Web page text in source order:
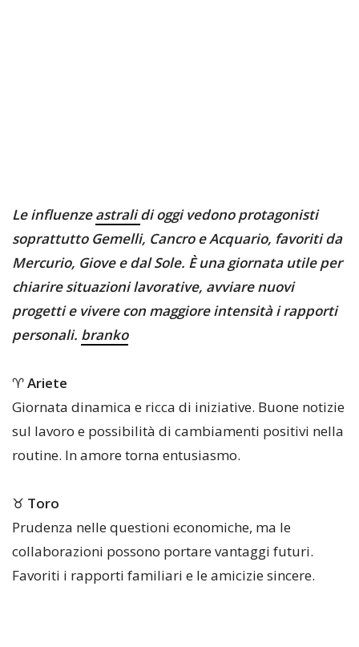
Le influenzeastralidi oggi vedono protagonisti
soprattutto Gemelli, Cancro e Acquario, favoriti da
Mercurio, Giove e dal Sole. È una giornata utile per
chiarire situazioni lavorative, avviare nuovi
progetti e vivere con maggiore intensità i rapporti
personali. branko
♈Ariete
Giornata dinamica e ricca di iniziative. Buone notizie
sul lavoro e possibilità di cambiamenti positivi nella
routine. In amore torna entusiasmo.
♉ Toro
Prudenza nelle questioni economiche, ma le
collaborazioni possono portare vantaggi futuri.
Favoriti i rapporti familiari e le amicizie sincere.